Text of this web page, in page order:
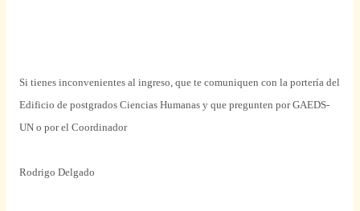
Si tienes inconvenientes al ingreso, que te comuniquen con la portería del
Edificio de postgrados Ciencias Humanas y que pregunten por GAEDS-
UN o por el Coordinador
Rodrigo Delgado